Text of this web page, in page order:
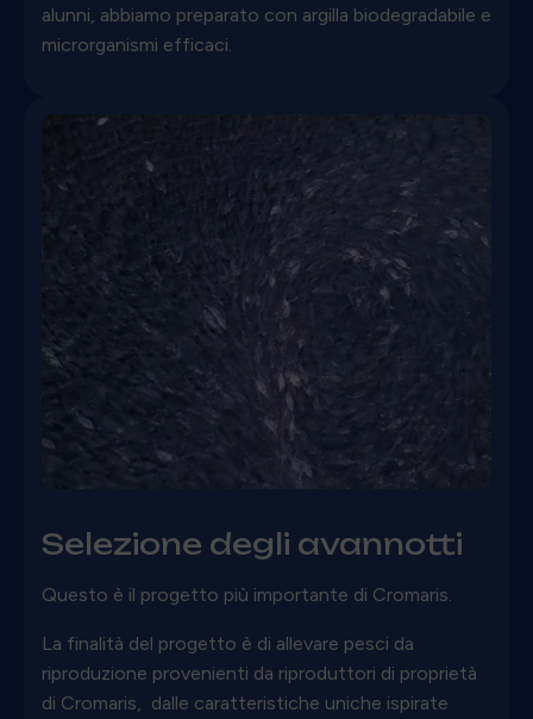
alunni, abbiamo preparato con argilla biodegradabile e
microrganismi efficaci.
Selezione degli avannotti
Questo è il progetto più importante di Cromaris.
La finalità del progetto è di allevare pesci da
riproduzione provenienti da riproduttori di proprietà
di Cromaris, dalle caratteristiche uniche ispirate